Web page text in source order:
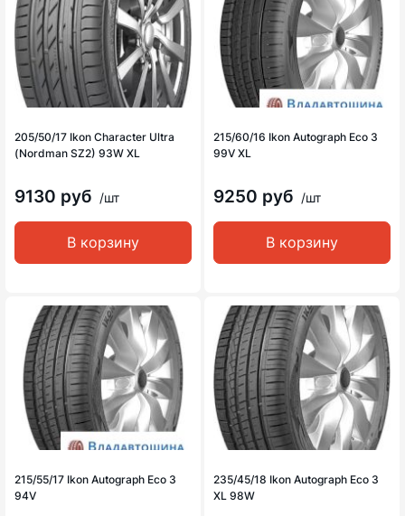
205/50/17 Ikon Character Ultra
(Nordman SZ2) 93W XL
9130 руб /шт
В корзину
215/60/16 Ikon Autograph Eco 3
99V XL
9250 руб /шт
В корзину
215/55/17 Ikon Autograph Eco 3
94V
235/45/18 Ikon Autograph Eco 3
XL 98W